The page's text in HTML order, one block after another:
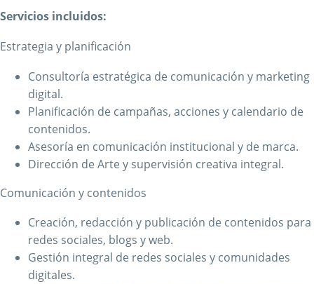
Servicios incluidos:
Estrategia y planificación
Consultoría estratégica de comunicación y marketing
digital.
Planificación de campañas, acciones y calendario de
contenidos.
Asesoría en comunicación institucional y de marca.
Dirección de Arte y supervisión creativa integral.
Comunicación y contenidos
Creación, redacción y publicación de contenidos para
redes sociales, blogs y web.
Gestión integral de redes sociales y comunidades
digitales.